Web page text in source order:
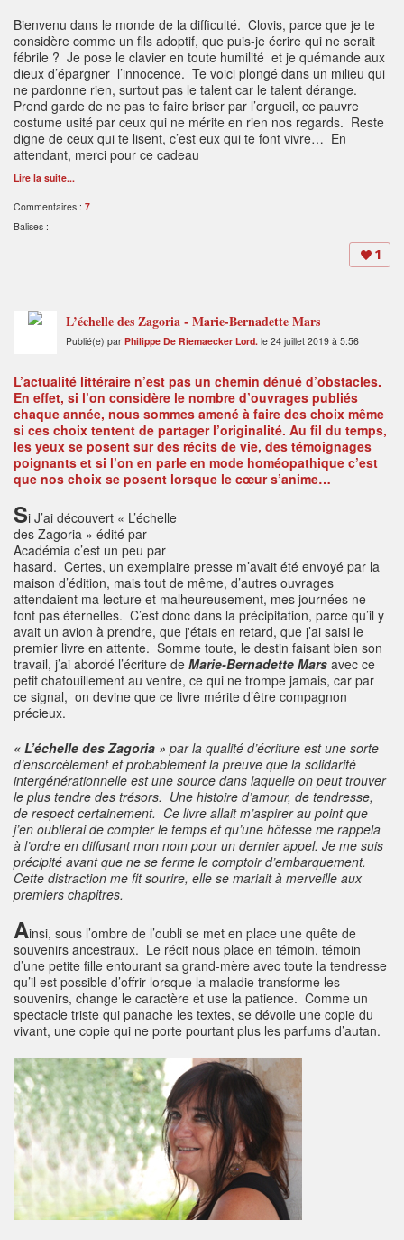
Bienvenu dans le monde de la difficulté. Clovis, parce que je te
considère comme un fils adoptif, que puis-je écrire qui ne serait
fébrile ? Je pose le clavier en toute humilité et je quémande aux
dieux d’épargner l’innocence. Te voici plongé dans un milieu qui
ne pardonne rien, surtout pas le talent car le talent dérange.
Prend garde de ne pas te faire briser par l’orgueil, ce pauvre
costume usité par ceux qui ne mérite en rien nos regards. Reste
digne de ceux qui te lisent, c’est eux qui te font vivre… En
attendant, merci pour ce cadeau
Lire la suite...
Commentaires : 7
Balises :
1
L’échelle des Zagoria - Marie-Bernadette Mars
Publié(e) par Philippe De Riemaecker Lord. le 24 juillet 2019 à 5:56
L’actualité littéraire n’est pas un chemin dénué d’obstacles.
En effet, si l’on considère le nombre d’ouvrages publiés
chaque année, nous sommes amené à faire des choix même
si ces choix tentent de partager l’originalité. Au fil du temps,
les yeux se posent sur des récits de vie, des témoignages
poignants et si l’on en parle en mode homéopathique c’est
que nos choix se posent lorsque le cœur s’anime…
Si J’ai découvert « L’échelle
des Zagoria » édité par
Académia c’est un peu par
hasard. Certes, un exemplaire presse m’avait été envoyé par la
maison d’édition, mais tout de même, d’autres ouvrages
attendaient ma lecture et malheureusement, mes journées ne
font pas éternelles. C’est donc dans la précipitation, parce qu’il y
avait un avion à prendre, que j'étais en retard, que j’ai saisi le
premier livre en attente. Somme toute, le destin faisant bien son
travail, j’ai abordé l’écriture de Marie-Bernadette Mars avec ce
petit chatouillement au ventre, ce qui ne trompe jamais, car par
ce signal, on devine que ce livre mérite d’être compagnon
précieux.
« L’échelle des Zagoria » par la qualité d’écriture est une sorte
d’ensorcèlement et probablement la preuve que la solidarité
intergénérationnelle est une source dans laquelle on peut trouver
le plus tendre des trésors. Une histoire d’amour, de tendresse,
de respect certainement. Ce livre allait m’aspirer au point que
j’en oublierai de compter le temps et qu’une hôtesse me rappela
à l’ordre en diffusant mon nom pour un dernier appel. Je me suis
précipité avant que ne se ferme le comptoir d’embarquement.
Cette distraction me fit sourire, elle se mariait à merveille aux
premiers chapitres.
Ainsi, sous l’ombre de l’oubli se met en place une quête de
souvenirs ancestraux. Le récit nous place en témoin, témoin
d’une petite fille entourant sa grand-mère avec toute la tendresse
qu’il est possible d’offrir lorsque la maladie transforme les
souvenirs, change le caractère et use la patience. Comme un
spectacle triste qui panache les textes, se dévoile une copie du
vivant, une copie qui ne porte pourtant plus les parfums d’autan.